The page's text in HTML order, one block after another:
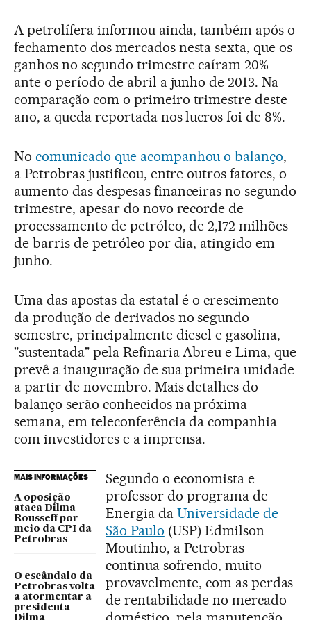
A petrolífera informou ainda, também após o
fechamento dos mercados nesta sexta, que os
ganhos no segundo trimestre caíram 20%
ante o período de abril a junho de 2013. Na
comparação com o primeiro trimestre deste
ano, a queda reportada nos lucros foi de 8%.
No comunicado que acompanhou o balanço,
a Petrobras justificou, entre outros fatores, o
aumento das despesas financeiras no segundo
trimestre, apesar do novo recorde de
processamento de petróleo, de 2,172 milhões
de barris de petróleo por dia, atingido em
junho.
Uma das apostas da estatal é o crescimento
da produção de derivados no segundo
semestre, principalmente diesel e gasolina,
"sustentada" pela Refinaria Abreu e Lima, que
prevê a inauguração de sua primeira unidade
a partir de novembro. Mais detalhes do
balanço serão conhecidos na próxima
semana, em teleconferência da companhia
com investidores e a imprensa.
MAIS INFORMAÇÕES
A oposição
ataca Dilma
Rousseff por
meio da CPI da
Petrobras
O escândalo da
Petrobras volta
a atormentar a
presidenta
Dilma
Segundo o economista e
professor do programa de
Energia da Universidade de
São Paulo (USP) Edmilson
Moutinho, a Petrobras
continua sofrendo, muito
provavelmente, com as perdas
de rentabilidade no mercado